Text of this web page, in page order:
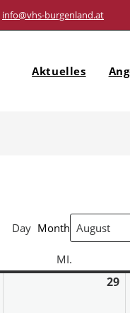
info@vhs-burgenland.at
Aktuelles
Day Month
MI.
29